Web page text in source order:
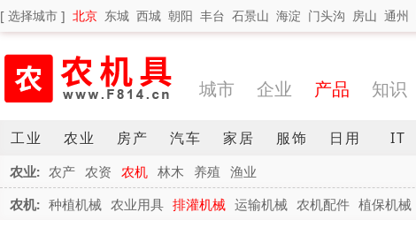
[ 选择城市 ] 北京 东城 西城 朝阳 丰台 石景山 海淀 门头沟 房山 通州
城市 企业 产品 知识
工业 农业 房产 汽车 家居 服饰 日用 IT
农业: 农产 农资 农机 林木 养殖 渔业
农机: 种植机械 农业用具 排灌机械 运输机械 农机配件 植保机械